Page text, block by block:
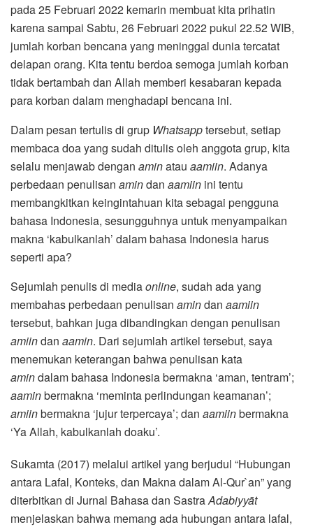
pada 25 Februari 2022 kemarin membuat kita prihatin
karena sampai Sabtu, 26 Februari 2022 pukul 22.52 WIB,
jumlah korban bencana yang meninggal dunia tercatat
delapan orang. Kita tentu berdoa semoga jumlah korban
tidak bertambah dan Allah memberi kesabaran kepada
para korban dalam menghadapi bencana ini.
Dalam pesan tertulis di grup Whatsapptersebut, setiap
membaca doa yang sudah ditulis oleh anggota grup, kita
selalu menjawab dengan aminatau aamiin. Adanya
perbedaan penulisan amindan aamiin ini tentu
membangkitkan keingintahuan kita sebagai pengguna
bahasa Indonesia, sesungguhnya untuk menyampaikan
makna ‘kabulkanlah’ dalam bahasa Indonesia harus
seperti apa?
Sejumlah penulis di mediaonline, sudah ada yang
membahas perbedaan penulisan amindan aamiin
tersebut, bahkan juga dibandingkan dengan penulisan
amiindan aamin. Dari sejumlah artikel tersebut, saya
menemukan keterangan bahwa penulisan kata
amindalam bahasa Indonesia bermakna ‘aman, tentram’;
aaminbermakna ‘meminta perlindungan keamanan’;
amiinbermakna ‘jujur terpercaya’; dan aamiinbermakna
‘Ya Allah, kabulkanlah doaku’.
Sukamta (2017) melalui artikel yang berjudul “Hubungan
antara Lafal, Konteks, dan Makna dalam Al-Qur`an” yang
diterbitkan di Jurnal Bahasa dan SastraAdabiyyāt
menjelaskan bahwa memang ada hubungan antara lafal,